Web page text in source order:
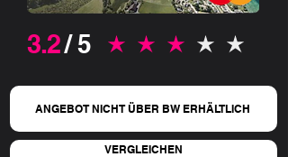
3.2/ 5 durchschnittliches Rating ist 3.2 von 5
ANGEBOT NICHT ÜBER BW ERHÄLTLICH
VERGLEICHEN